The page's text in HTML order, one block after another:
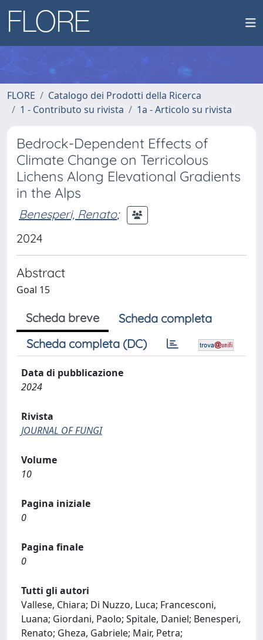
FLORE
Catalogo dei Prodotti della Ricerca
1 - Contributo su rivista
1a - Articolo su rivista
Bedrock-Dependent Effects of
Climate Change on Terricolous
Lichens Along Elevational Gradients
in the Alps
Benesperi, Renato;
2024
Abstract
Goal 15
Scheda breve
Scheda completa
Scheda completa (DC)
Data di pubblicazione
2024
Rivista
JOURNAL OF FUNGI
Volume
10
Pagina iniziale
0
Pagina finale
0
Tutti gli autori
Vallese, Chiara; Di Nuzzo, Luca; Francesconi,
Luana; Giordani, Paolo; Spitale, Daniel; Benesperi,
Renato; Gheza, Gabriele; Mair, Petra;